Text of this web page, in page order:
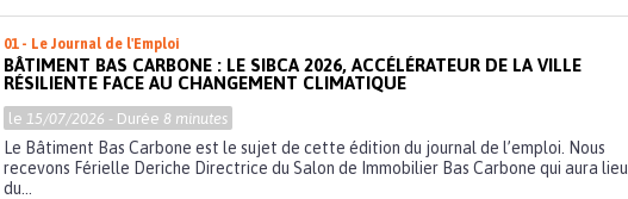
01 - Le Journal de l'Emploi
BÂTIMENT BAS CARBONE : LE SIBCA 2026, ACCÉLÉRATEUR DE LA VILLE
RÉSILIENTE FACE AU CHANGEMENT CLIMATIQUE
le15/07/2026 - Durée 8 minutes
Le Bâtiment Bas Carbone est le sujet de cette édition du journal de l’emploi. Nous
recevons Férielle Deriche Directrice du Salon de Immobilier Bas Carbone qui aura lieu
du...